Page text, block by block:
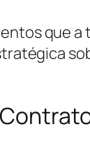
que